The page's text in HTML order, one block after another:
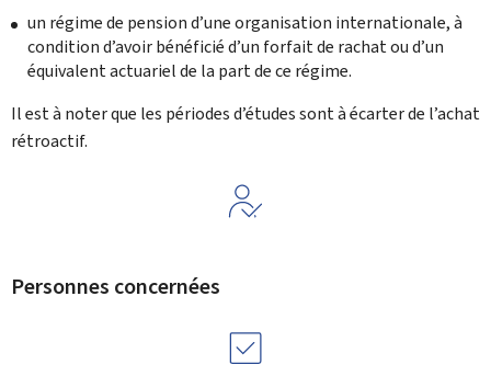
un régime de pension d’une organisation internationale, à
condition d’avoir bénéficié d’un forfait de rachat ou d’un
équivalent actuariel de la part de ce régime.
Il est à noter que les périodes d’études sont à écarter de l’achat
rétroactif.
Personnes concernées